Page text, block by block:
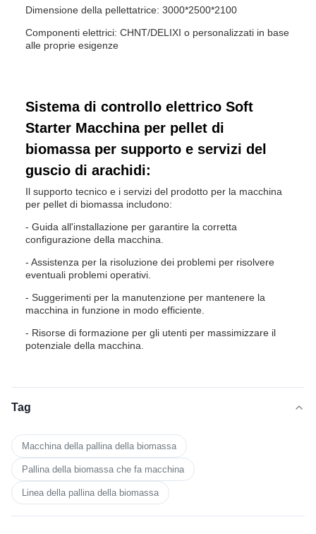
Dimensione della pellettatrice: 3000*2500*2100
Componenti elettrici: CHNT/DELIXI o personalizzati in base
alle proprie esigenze
Sistema di controllo elettrico Soft
Starter Macchina per pellet di
biomassa per supporto e servizi del
guscio di arachidi:
Il supporto tecnico e i servizi del prodotto per la macchina
per pellet di biomassa includono:
- Guida all'installazione per garantire la corretta
configurazione della macchina.
- Assistenza per la risoluzione dei problemi per risolvere
eventuali problemi operativi.
- Suggerimenti per la manutenzione per mantenere la
macchina in funzione in modo efficiente.
- Risorse di formazione per gli utenti per massimizzare il
potenziale della macchina.
Tag
Macchina della pallina della biomassa
Pallina della biomassa che fa macchina
Linea della pallina della biomassa